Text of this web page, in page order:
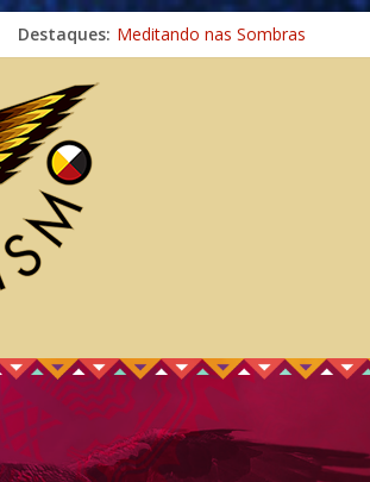
Destaques: Imaginação na Cura
Meditando nas Sombras